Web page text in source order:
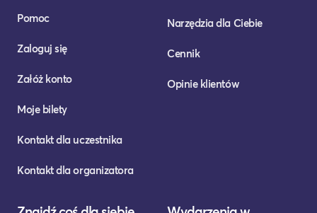
Pomoc
Zaloguj się
Załóż konto
Moje bilety
Kontakt dla uczestnika
Kontakt dla organizatora
Narzędzia dla Ciebie
Cennik
Opinie klientów